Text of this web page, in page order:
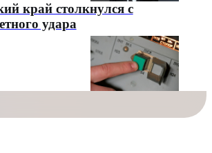
край столкнулся с
удара